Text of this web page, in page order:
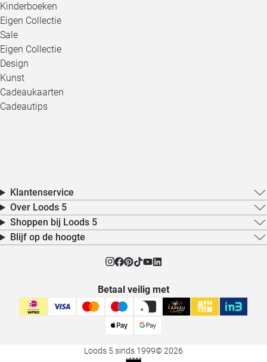
Kinderboeken
Eigen Collectie
Sale
Eigen Collectie
Design
Kunst
Cadeaukaarten
Cadeautips
Klantenservice
Over Loods 5
Shoppen bij Loods 5
Blijf op de hoogte
Betaal veilig met
Loods 5 sinds 1999© 2026